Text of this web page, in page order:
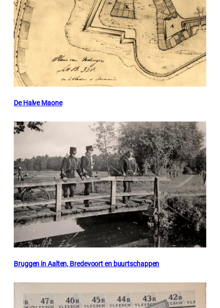
De Halve Maone
Bruggen in Aalten, Bredevoort en buurtschappen